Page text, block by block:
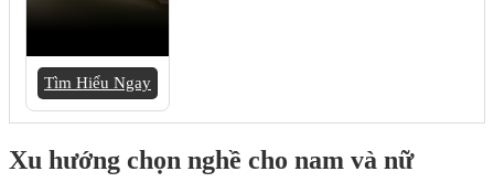
Tìm Hiểu Ngay
Xu hướng chọn nghề cho nam và nữ